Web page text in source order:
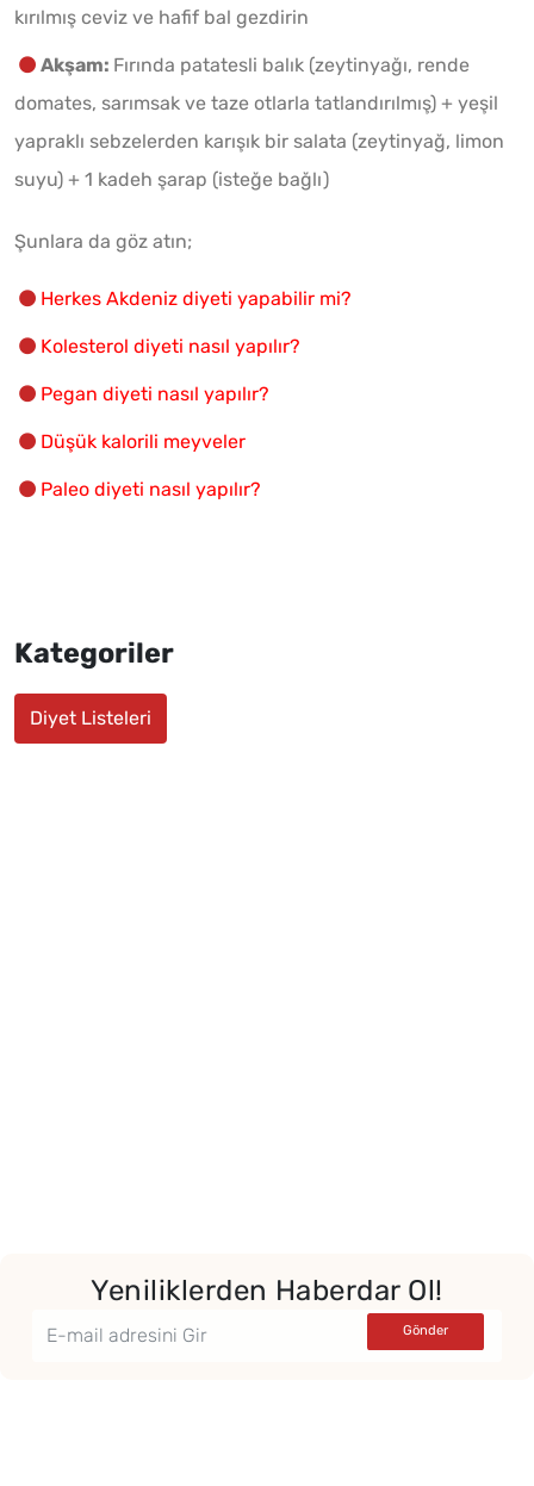
kırılmış ceviz ve hafif bal gezdirin
Akşam: Fırında patatesli balık (zeytinyağı, rende
domates, sarımsak ve taze otlarla tatlandırılmış) + yeşil
yapraklı sebzelerden karışık bir salata (zeytinyağ, limon
suyu) + 1 kadeh şarap (isteğe bağlı)
Şunlara da göz atın;
Herkes Akdeniz diyeti yapabilir mi?
Kolesterol diyeti nasıl yapılır?
Pegan diyeti nasıl yapılır?
Düşük kalorili meyveler
Paleo diyeti nasıl yapılır?
Kategoriler
Diyet Listeleri
Yeniliklerden Haberdar Ol!